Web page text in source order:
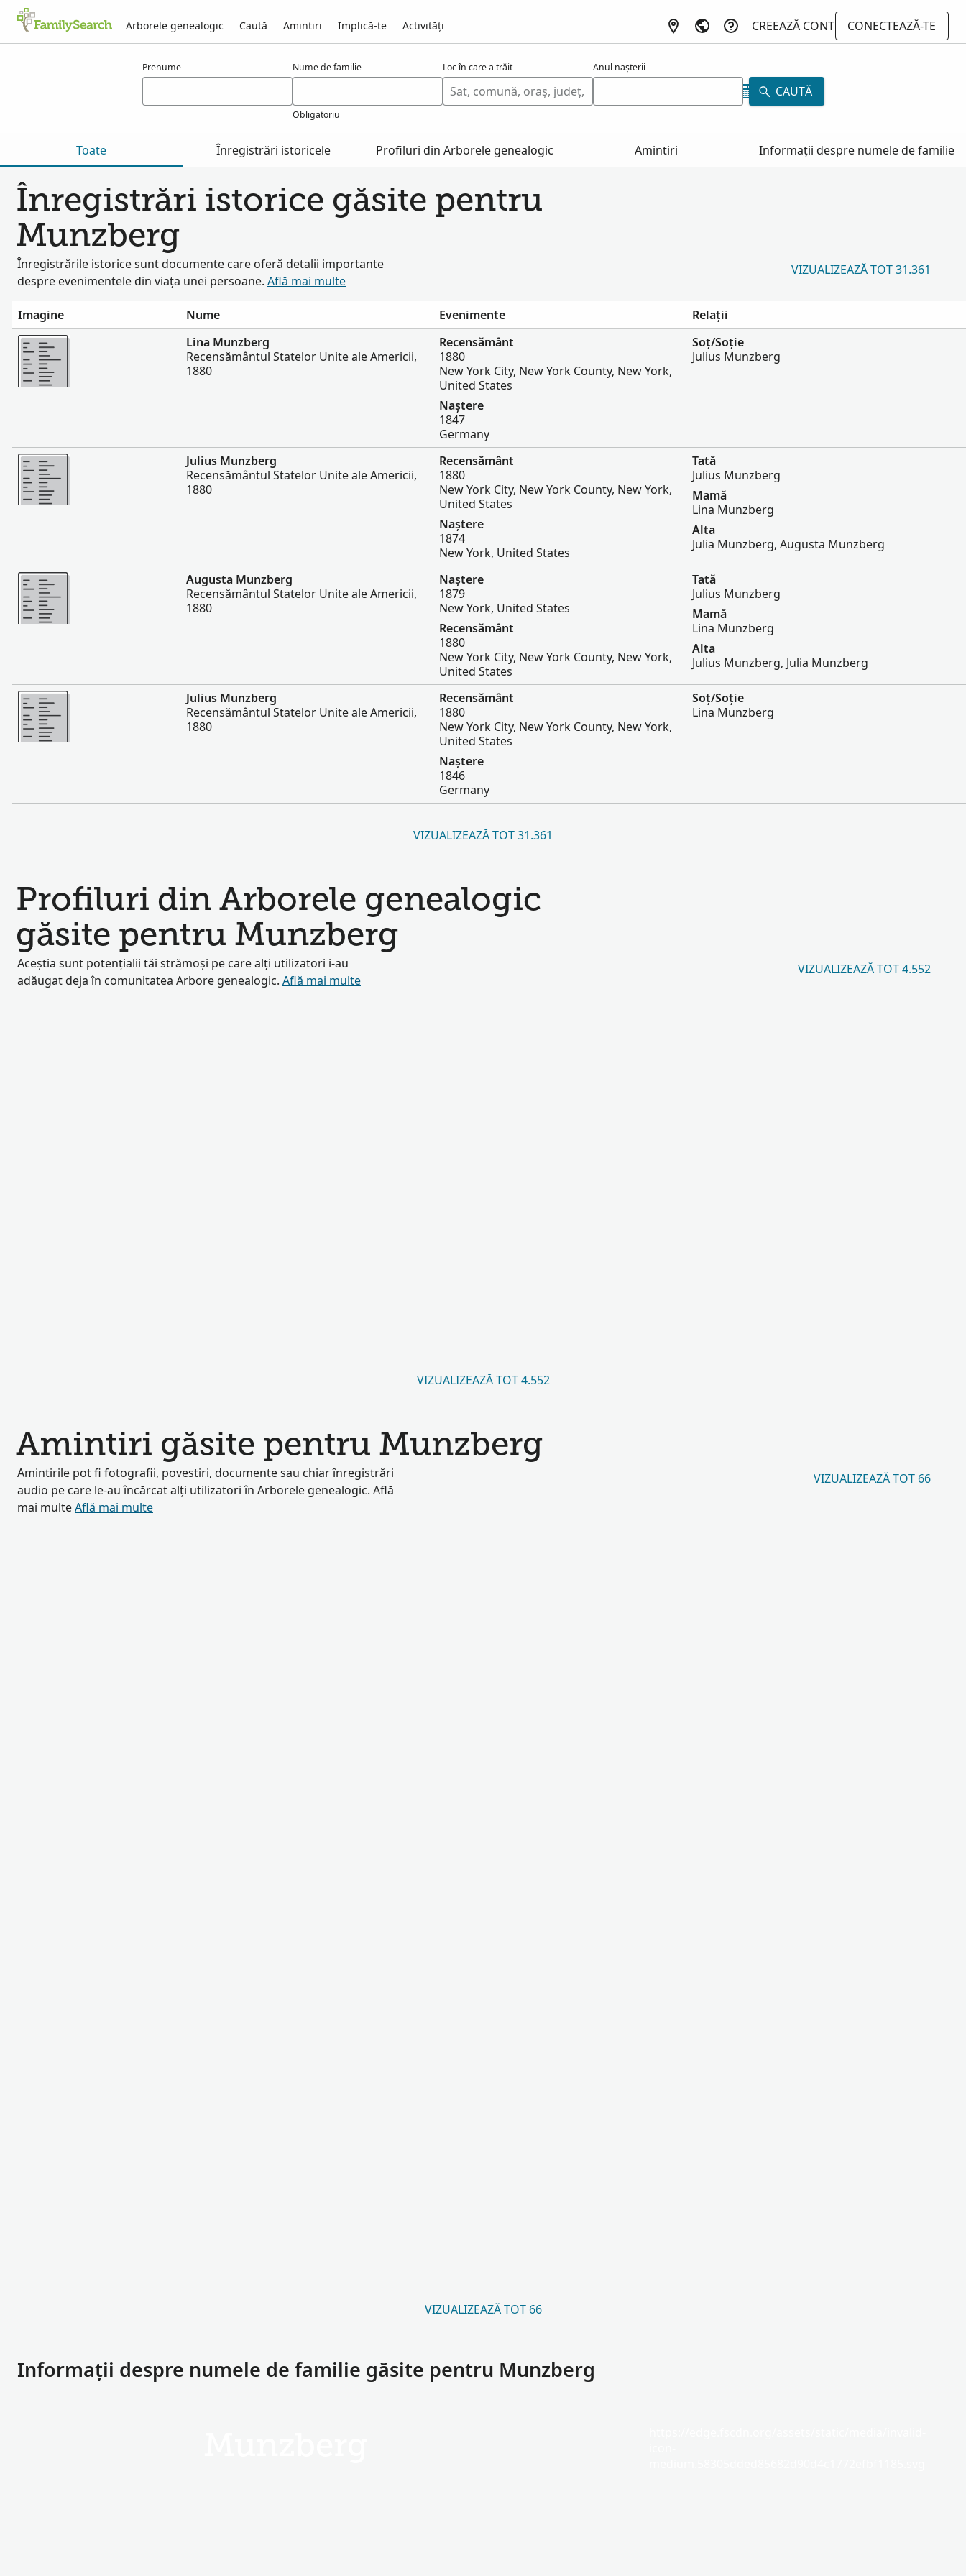
Arborele genealogic Caută Amintiri Implică-te Activități CREEAZĂ CONT
CONECTEAZĂ-TE
Prenume Nume de familie
Obligatoriu
Loc în care a trăit Anul nașterii
CAUTĂ
Toate Înregistrări istoricele Profiluri din Arborele genealogic Amintiri Informații despre numele de familie
Înregistrări istorice găsite pentru
Munzberg
Înregistrările istorice sunt documente care oferă detalii importante
despre evenimentele din viața unei persoane. Află mai multe
VIZUALIZEAZĂ TOT 31.361
Imagine Nume Evenimente
Relații
Mai multe
Lina Munzberg
Recensământul Statelor Unite ale Americii,
1880
Recensământ
1880
New York City, New York County, New York,
United States
Naștere
1847
Germany
Soț/Soție
Julius Munzberg
Mai multe
Julius Munzberg
Recensământul Statelor Unite ale Americii,
1880
Recensământ
1880
New York City, New York County, New York,
United States
Naștere
1874
New York, United States
Tată
Julius Munzberg
Mamă
Lina Munzberg
Alta
Julia Munzberg, Augusta Munzberg
Mai multe
Augusta Munzberg
Recensământul Statelor Unite ale Americii,
1880
Naștere
1879
New York, United States
Recensământ
1880
New York City, New York County, New York,
United States
Tată
Julius Munzberg
Mamă
Lina Munzberg
Alta
Julius Munzberg, Julia Munzberg
Mai multe
Julius Munzberg
Recensământul Statelor Unite ale Americii,
1880
Recensământ
1880
New York City, New York County, New York,
United States
Naștere
1846
Germany
Soț/Soție
Lina Munzberg
VIZUALIZEAZĂ TOT 31.361
Profiluri din Arborele genealogic
găsite pentru Munzberg
Aceștia sunt potențialii tăi strămoși pe care alți utilizatori i-au
adăugat deja în comunitatea Arbore genealogic. Află mai multe
VIZUALIZEAZĂ TOT 4.552
VIZUALIZEAZĂ TOT 4.552
Amintiri găsite pentru Munzberg
Amintirile pot fi fotografii, povestiri, documente sau chiar înregistrări
audio pe care le-au încărcat alți utilizatori în Arborele genealogic. Află
mai multeAflă mai multe
VIZUALIZEAZĂ TOT 66
VIZUALIZEAZĂ TOT 66
Informații despre numele de familie găsite pentru Munzberg